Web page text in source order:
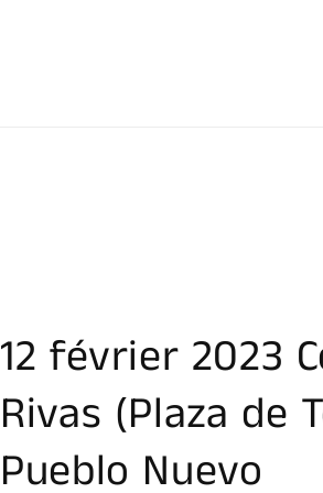
12 février 2023
Rivas (Plaza de
Pueblo Nuevo